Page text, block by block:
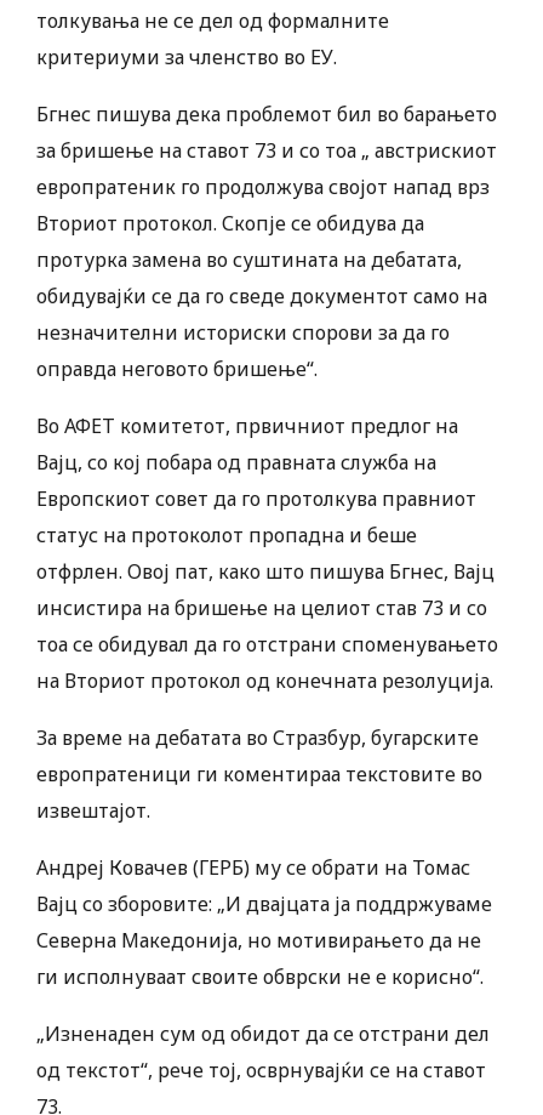
толкувања не се дел од формалните
критериуми за членство во ЕУ.
Бгнес пишува дека проблемот бил во барањето
за бришење на ставот 73 и со тоа „ австрискиот
европратеник го продолжува својот напад врз
Вториот протокол. Скопје се обидува да
протурка замена во суштината на дебатата,
обидувајќи се да го сведе документот само на
незначителни историски спорови за да го
оправда неговото бришење“.
Во АФЕТ комитетот, првичниот предлог на
Вајц, со кој побара од правната служба на
Европскиот совет да го протолкува правниот
статус на протоколот пропадна и беше
отфрлен. Овој пат, како што пишува Бгнес, Вајц
инсистира на бришење на целиот став 73 и со
тоа се обидувал да го отстрани споменувањето
на Вториот протокол од конечната резолуција.
За време на дебатата во Стразбур, бугарските
европратеници ги коментираа текстовите во
извештајот.
Андреј Ковачев (ГЕРБ) му се обрати на Томас
Вајц со зборовите: „И двајцата ја поддржуваме
Северна Македонија, но мотивирањето да не
ги исполнуваат своите обврски не е корисно“.
„Изненаден сум од обидот да се отстрани дел
од текстот“, рече тој, осврнувајќи се на ставот
73.